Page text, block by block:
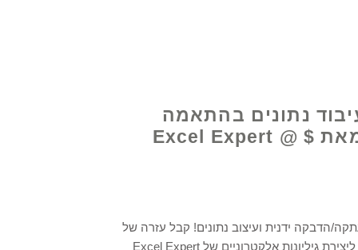
נתונים בהתאמה
אישית מאת Excel Expert @ $
הדבקה ידנית ועיצוב נתונים! קבל עזרה של
Excel Expert ליצירת גיליונות אלקטרוניים של Excel, כלי